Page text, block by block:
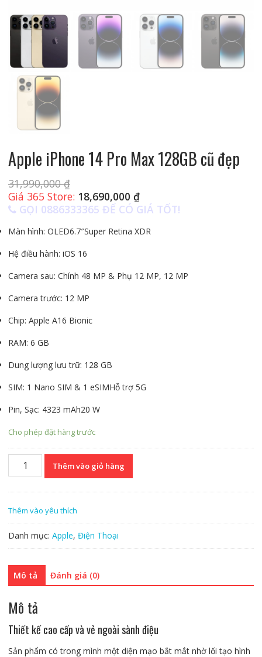
Apple iPhone 14 Pro Max 128GB cũ đẹp
31,990,000₫
Giá 365 Store: 18,690,000 ₫
GỌI 0886333365 ĐỂ CÓ GIÁ TỐT!
Màn hình: OLED6.7″Super Retina XDR
Hệ điều hành: iOS 16
Camera sau: Chính 48 MP & Phụ 12 MP, 12 MP
Camera trước: 12 MP
Chip: Apple A16 Bionic
RAM: 6 GB
Dung lượng lưu trữ: 128 GB
SIM: 1 Nano SIM & 1 eSIMHỗ trợ 5G
Pin, Sạc: 4323 mAh20 W
Cho phép đặt hàng trước
Apple
iPhone
Max
128GB
cũ
đẹp
số
lượng
Thêm vào giỏ hàng
Thêm vào yêu thích
Danh mục: Apple, Điện Thoại
Mô tả Đánh giá (0)
Mô tả
Thiết kế cao cấp và vẻ ngoài sành điệu
Sản phẩm có trong mình một diện mạo bắt mắt nhờ lối tạo hình